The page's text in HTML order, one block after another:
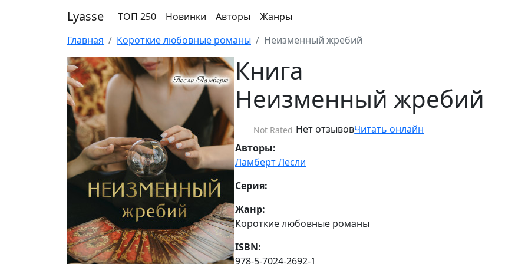
Lyasse ТОП 250 Новинки Авторы Жанры
Главная
Короткие любовные романы Неизменный жребий
Книга
Неизменный жребий
Not Rated Нет отзывовЧитать онлайн
Авторы:
Ламберт Лесли
Серия:
Жанр:
Короткие любовные романы
ISBN:
978-5-7024-2692-1